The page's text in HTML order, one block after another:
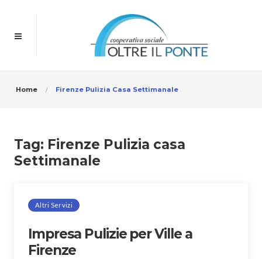
Home Firenze Pulizia Casa Settimanale
Tag: Firenze Pulizia casa
Settimanale
Altri Servizi
Impresa Pulizie per Ville a
Firenze